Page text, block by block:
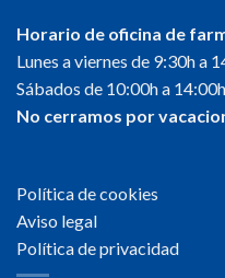
Horario de oficina de
Lunes a viernes de 9:30h a
Sábados de 10:00h a
No cerramos por
Política de cookies
Aviso legal
Política de privacidad